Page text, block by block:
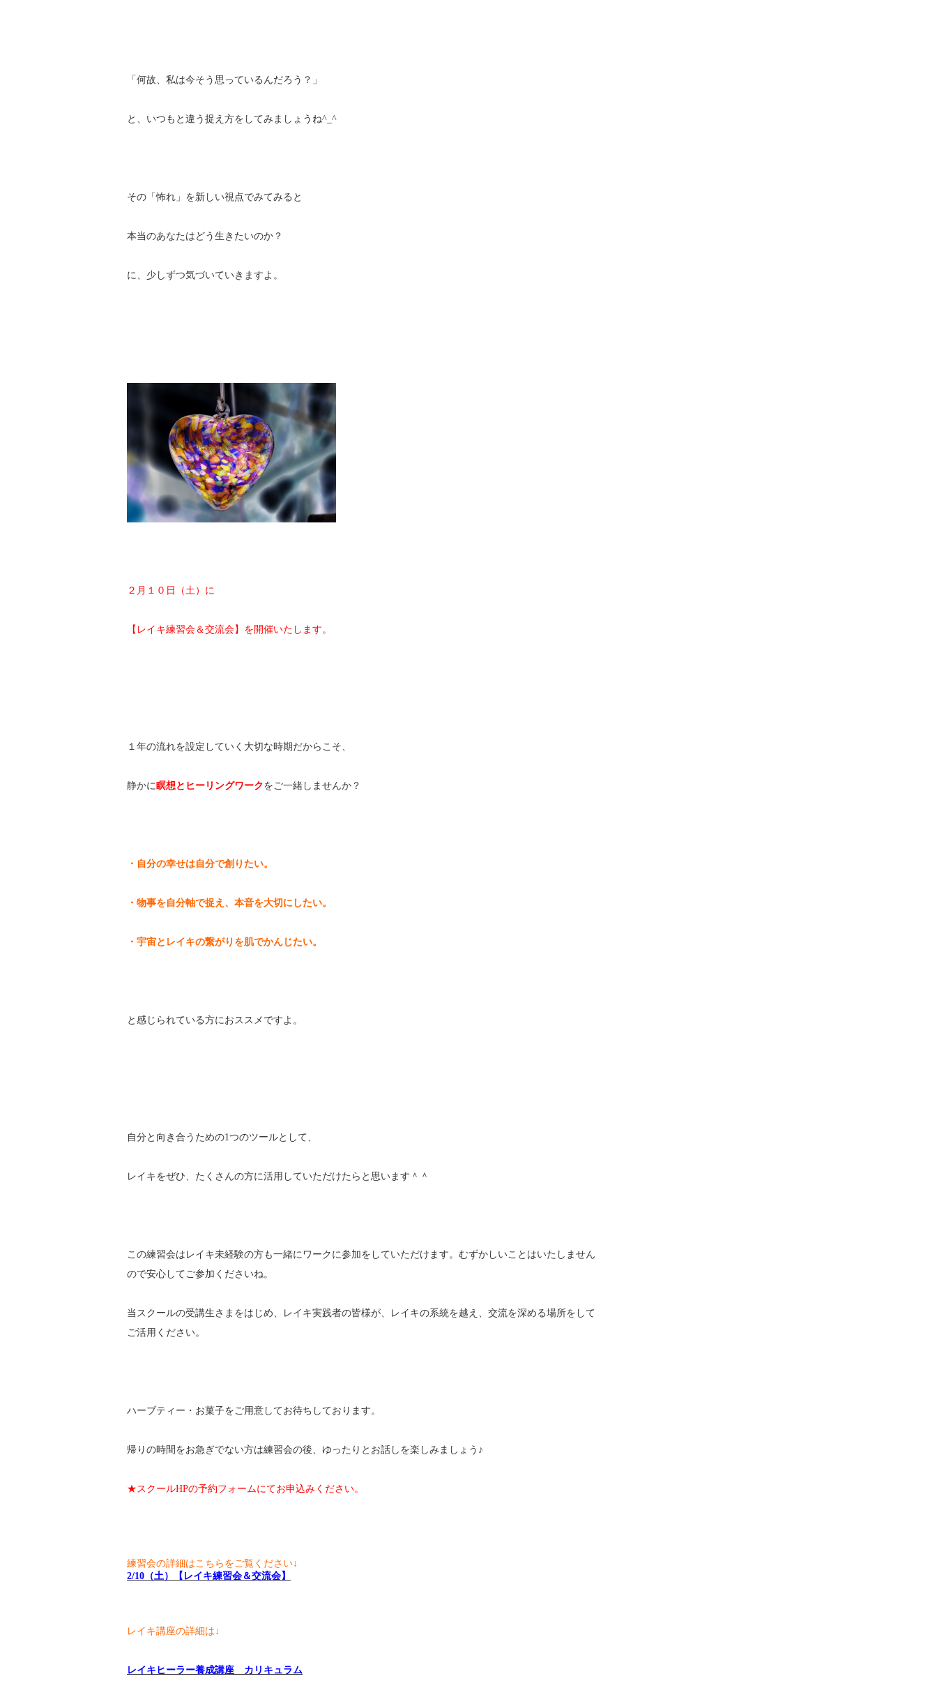
「何故、私は今そう思っているんだろう？」
と、いつもと違う捉え方をしてみましょうね^_^
その「怖れ」を新しい視点でみてみると
本当のあなたはどう生きたいのか？
に、少しずつ気づいていきますよ。
２月１０日（土）に
【レイキ練習会＆交流会】を開催いたします。
１年の流れを設定していく大切な時期だからこそ、
静かに 瞑想とヒーリングワーク をご一緒しませんか？
・自分の幸せは自分で創りたい。
・物事を自分軸で捉え、本音を大切にしたい。
・宇宙とレイキの繋がりを肌でかんじたい。
と感じられている方におススメですよ。
自分と向き合うための1つのツールとして、
レイキをぜひ、たくさんの方に活用していただけたらと思います＾＾
この練習会はレイキ未経験の方も一緒にワークに参加をしていただけます。むずかしいことはいたしません
ので安心してご参加くださいね。
当スクールの受講生さまをはじめ、レイキ実践者の皆様が、レイキの系統を越え、交流を深める場所をして
ご活用ください。
ハーブティー・お菓子をご用意してお待ちしております。
帰りの時間をお急ぎでない方は練習会の後、ゆったりとお話しを楽しみましょう♪
★スクールHPの予約フォームにてお申込みください。
練習会の詳細はこちらをご覧ください↓
2/10（土）【レイキ練習会＆交流会】
レイキ講座の詳細は↓
レイキヒーラー養成講座 カリキュラム